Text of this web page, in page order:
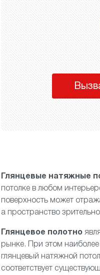
Глянцевые натяжные
потолке в любом
поверхность может
а пространство
Глянцевое полотно
рынке. При этом
глянцевый натяжной
соответствует